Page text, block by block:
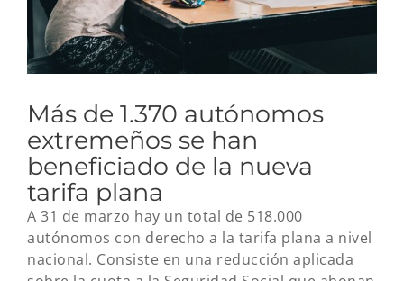
Más de 1.370 autónomos
extremeños se han
beneficiado de la nueva
tarifa plana
A 31 de marzo hay un total de 518.000
autónomos con derecho a la tarifa plana a nivel
nacional. Consiste en una reducción aplicada